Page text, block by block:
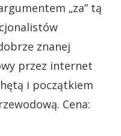
„za” tą
znanej
przez internet
i początkiem
Cena: